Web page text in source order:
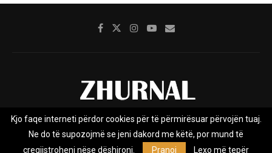
Rreth nesh Impresumi Marketing
Privacy Policy
Kjo faqe interneti përdor cookies për të përmirësuar përvojën tuaj.
Ne do të supozojmë se jeni dakord me këtë, por mund të
çregjistroheni nëse dëshironi.
Pranoj Lexo më tepër